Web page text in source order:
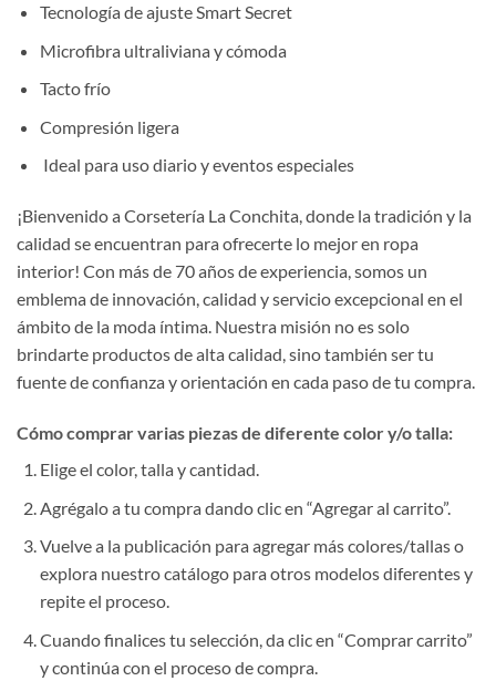
Tecnología de ajuste Smart Secret
Microfibra ultraliviana y cómoda
Tacto frío
Compresión ligera
Ideal para uso diario y eventos especiales
¡Bienvenido a Corsetería La Conchita, donde la tradición y la
calidad se encuentran para ofrecerte lo mejor en ropa
interior! Con más de 70 años de experiencia, somos un
emblema de innovación, calidad y servicio excepcional en el
ámbito de la moda íntima. Nuestra misión no es solo
brindarte productos de alta calidad, sino también ser tu
fuente de confianza y orientación en cada paso de tu compra.
Cómo comprar varias piezas de diferente color y/o talla:
Elige el color, talla y cantidad.
Agrégalo a tu compra dando clic en “Agregar al carrito”.
Vuelve a la publicación para agregar más colores/tallas o
explora nuestro catálogo para otros modelos diferentes y
repite el proceso.
Cuando finalices tu selección, da clic en “Comprar carrito”
y continúa con el proceso de compra.